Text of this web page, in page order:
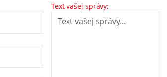
Text vašej správy: